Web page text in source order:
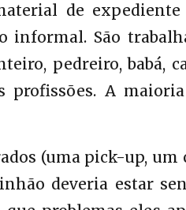
de
informal. São
pedreiro, babá,
profissões. A
(uma pick-up, um
deveria estar